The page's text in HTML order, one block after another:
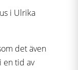
i Ulrika
det även
en tid av